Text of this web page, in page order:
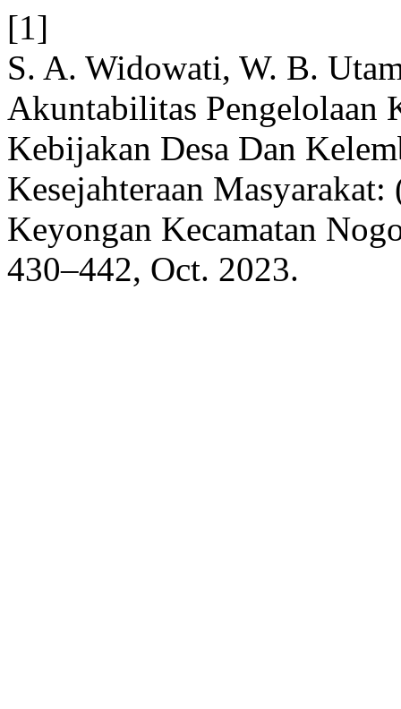
[1]
S. A. Widowati, W. B.
Akuntabilitas Pengelolaan
Kebijakan Desa Dan
Kesejahteraan Masyarakat:
Keyongan Kecamatan
430–442, Oct. 2023.